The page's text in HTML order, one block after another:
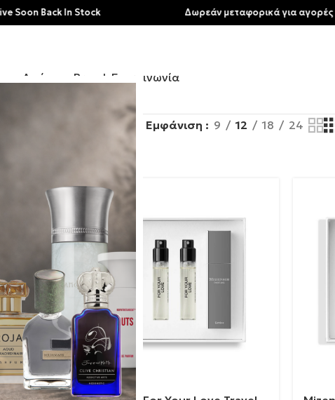
Αρώματα Brands Επικοινωνία
Εμφάνιση 9 12 18 24
In Stock Δωρεάν μεταφορικά για αγορές άνω των